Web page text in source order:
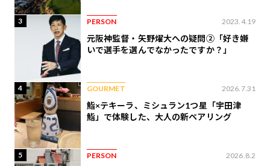
3 PERSON 2023.4.19
元阪神監督・矢野燿大への疑問②「好き嫌
いで選手を選んでなかったですか？」
4 GOURMET 2026.7.31
鮨×テキーラ、ミシュラン1つ星「宇田津
鮨」で体験した、大人の新ペアリング
5 PERSON 2026.8.2